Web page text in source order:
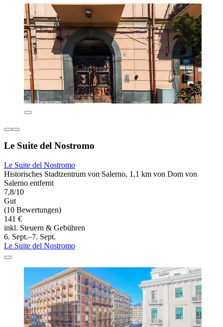
Le Suite del Nostromo
Le Suite del Nostromo
Historisches Stadtzentrum von Salerno, 1,1 km von Dom von
Salerno entfernt
7,8/10
Gut
(10 Bewertungen)
141 €
inkl. Steuern & Gebühren
6. Sept.–7. Sept.
Le Suite del Nostromo